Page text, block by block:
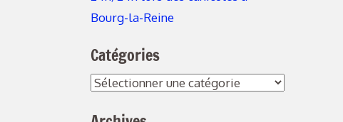
Bourg-la-Reine
Catégories